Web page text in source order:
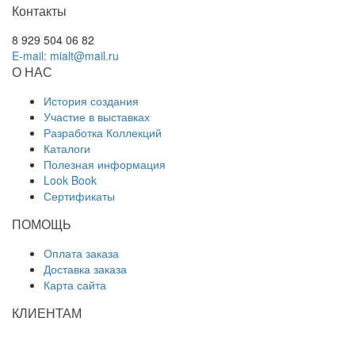
Контакты
8 929 504 06 82
E-mail: mialt@mail.ru
О НАС
История создания
Участие в выставках
Разработка Коллекций
Каталоги
Полезная информация
Look Book
Сертификаты
ПОМОЩЬ
Оплата заказа
Доставка заказа
Карта сайта
КЛИЕНТАМ